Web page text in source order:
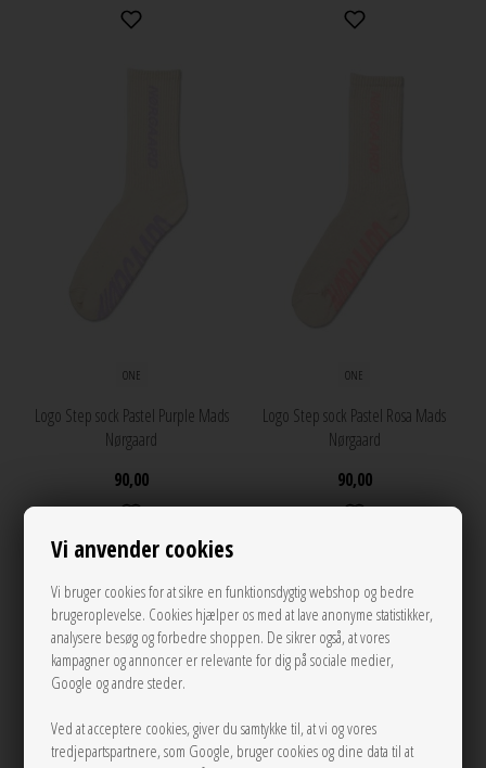
Vi anvender cookies
Vi bruger cookies for at sikre en funktionsdygtig webshop og bedre
brugeroplevelse. Cookies hjælper os med at lave anonyme statistikker,
analysere besøg og forbedre shoppen. De sikrer også, at vores
kampagner og annoncer er relevante for dig på sociale medier,
Google og andre steder.
Ved at acceptere cookies, giver du samtykke til, at vi og vores
tredjepartspartnere, som Google, bruger cookies og dine data til at
ONE
Logo Step sock Pastel Purple Mads
Nørgaard
90,00
ONE
Logo Step sock Pastel Rosa Mads
Nørgaard
90,00